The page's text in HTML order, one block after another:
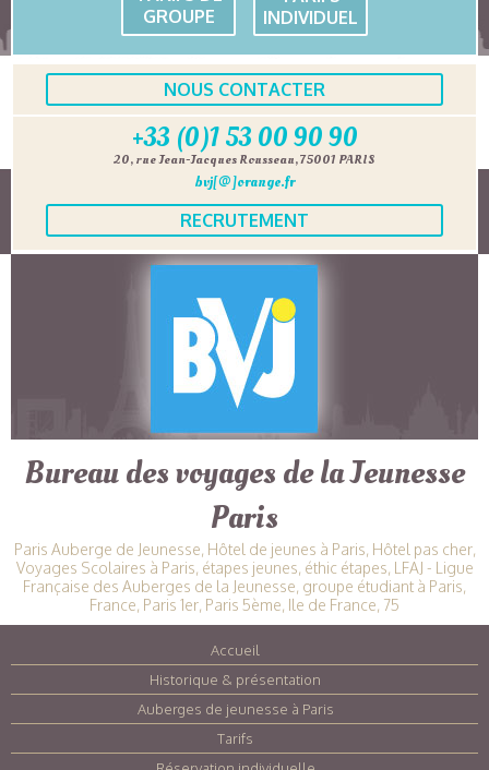
GROUPE
INDIVIDUEL
NOUS CONTACTER
+33 (0)1 53 00 90 90
20, rue Jean-Jacques Rousseau, 75001 PARIS
bvj[@]orange.fr
RECRUTEMENT
Bureau des voyages de la Jeunesse
Paris
Paris Auberge de Jeunesse, Hôtel de jeunes à Paris, Hôtel pas cher,
Voyages Scolaires à Paris, étapes jeunes, éthic étapes, LFAJ - Ligue
Française des Auberges de la Jeunesse, groupe étudiant à Paris,
France, Paris 1er, Paris 5ème, Ile de France, 75
Accueil
Historique & présentation
Auberges de jeunesse à Paris
Tarifs